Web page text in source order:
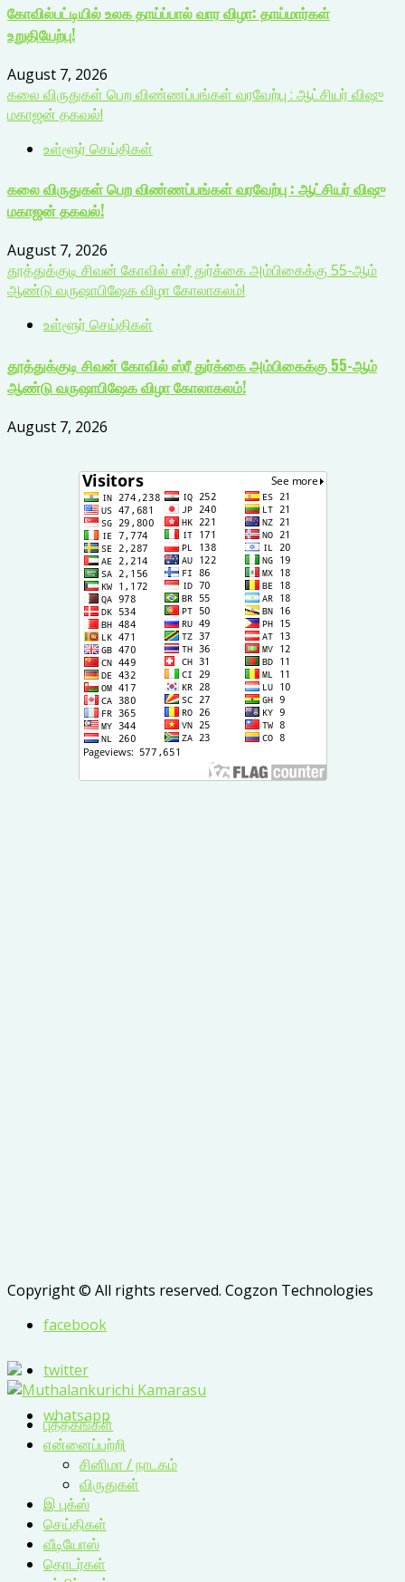
கோவில்பட்டியில் உலக தாய்ப்பால் வார விழா: தாய்மார்கள்
உறுதியேற்பு!
August 7, 2026
கலை விருதுகள் பெற விண்ணப்பங்கள் வரவேற்பு : ஆட்சியர் விஷு
மகாஜன் தகவல்!
உள்ளூர் செய்திகள்
கலை விருதுகள் பெற விண்ணப்பங்கள் வரவேற்பு : ஆட்சியர் விஷு
மகாஜன் தகவல்!
August 7, 2026
தூத்துக்குடி சிவன் கோவில் ஸ்ரீ துர்க்கை அம்பிகைக்கு 55-ஆம்
ஆண்டு வருஷாபிஷேக விழா கோலாகலம்!
உள்ளூர் செய்திகள்
தூத்துக்குடி சிவன் கோவில் ஸ்ரீ துர்க்கை அம்பிகைக்கு 55-ஆம்
ஆண்டு வருஷாபிஷேக விழா கோலாகலம்!
August 7, 2026
Copyright © All rights reserved. Cogzon Technologies
facebook
twitter
whatsapp
புத்தகங்கள்
என்னைப்பற்றி
சினிமா / நாடகம்
விருதுகள்
இ புக்ஸ்
செய்திகள்
வீடியோஸ்
தொடர்கள்